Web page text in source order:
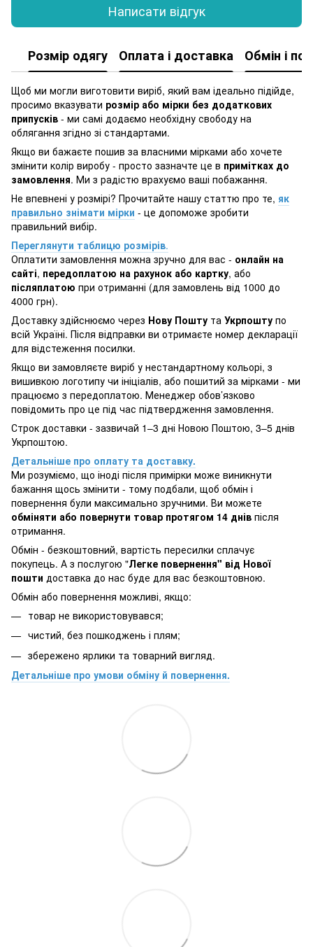
Написати відгук
Розмір одягу Оплата і доставка Обмін і
Щоб ми могли виготовити виріб, який вам ідеально підійде,
просимо вказувати розмір або мірки без додаткових
припусків - ми самі додаємо необхідну свободу на
облягання згідно зі стандартами.
Якщо ви бажаєте пошив за власними мірками або хочете
змінити колір виробу - просто зазначте це в примітках до
замовлення. Ми з радістю врахуємо ваші побажання.
Не впевнені у розмірі? Прочитайте нашу статтю про те, як
правильно знімати мірки - це допоможе зробити
правильний вибір.
Переглянути таблицю розмірів.
Оплатити замовлення можна зручно для вас - онлайн на
сайті, передоплатою на рахунок або картку, або
післяплатою при отриманні (для замовлень від 1000 до
4000 грн).
Доставку здійснюємо через Нову Пошту та Укрпошту по
всій Україні. Після відправки ви отримаєте номер декларації
для відстеження посилки.
Якщо ви замовляєте виріб у нестандартному кольорі, з
вишивкою логотипу чи ініціалів, або пошитий за мірками - ми
працюємо з передоплатою. Менеджер обов’язково
повідомить про це під час підтвердження замовлення.
Строк доставки - зазвичай 1–3 дні Новою Поштою, 3–5 днів
Укрпоштою.
Детальніше про оплату та доставку.
Ми розуміємо, що іноді після примірки може виникнути
бажання щось змінити - тому подбали, щоб обмін і
повернення були максимально зручними. Ви можете
обміняти або повернути товар протягом 14 днів після
отримання.
Обмін - безкоштовний, вартість пересилки сплачує
покупець. А з послугою "Легке повернення" від Нової
пошти доставка до нас буде для вас безкоштовною.
Обмін або повернення можливі, якщо:
товар не використовувався;
чистий, без пошкоджень і плям;
збережено ярлики та товарний вигляд.
Детальніше про умови обміну й повернення.